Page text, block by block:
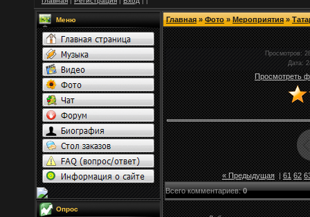
Меню
Опрос
Главная»Фото»Мероприятия »
Просмотров:
Дата:
Просмотреть
« Предыдущая|61 62
Всего комментариев:0